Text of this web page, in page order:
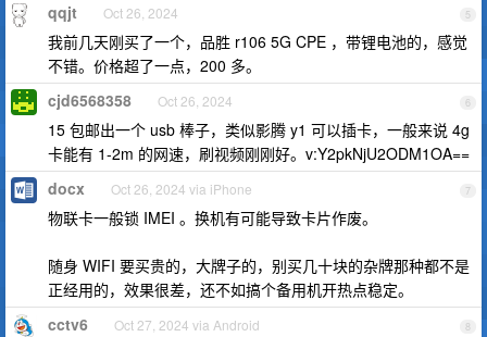
5
qqjt Oct 26, 2024
我前几天刚买了一个，品胜 r106 5G CPE ，带锂电池的，感觉
不错。价格超了一点，200 多。
6
cjd6568358 Oct 26, 2024
15 包邮出一个 usb 棒子，类似影腾 y1 可以插卡，一般来说 4g
卡能有 1-2m 的网速，刷视频刚刚好。v:Y2pkNjU2ODM1OA==
7
docx Oct 26, 2024 via iPhone
物联卡一般锁 IMEI 。换机有可能导致卡片作废。
随身 WIFI 要买贵的，大牌子的，别买几十块的杂牌那种都不是
正经用的，效果很差，还不如搞个备用机开热点稳定。
8
cctv6 Oct 27, 2024 via Android